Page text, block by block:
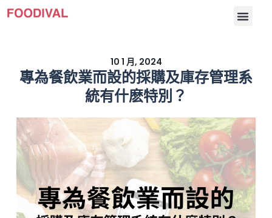
10 1 月, 2024
專為餐飲業而設的採購及庫存管理系
統有什麽特別？